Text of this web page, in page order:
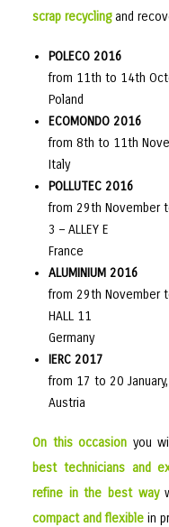
scrap recyclingand
POLECO 2016
from 11th to 14th
Poland
ECOMONDO 2016
from 8th to 11th
Italy
POLLUTEC 2016
from 29th November
3 – ALLEY E
France
ALUMINIUM 2016
from 29th November
HALL 11
Germany
IERC 2017
from 17 to 20 January,
Austria
On this occasion you
best technicians and
refine in the best way
compact and flexible in